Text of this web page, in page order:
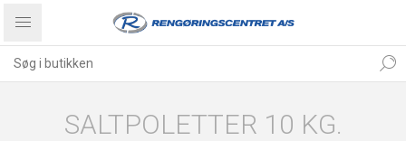
SALTPOLETTER 10 KG.